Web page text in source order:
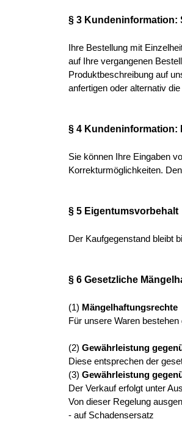
§ 3 Kundeninformation:
Ihre Bestellung mit
auf Ihre vergangenen
Produktbeschreibung auf
anfertigen oder alternativ
§ 4 Kundeninformation:
Sie können Ihre Eingaben
Korrekturmöglichkeiten.
§ 5 Eigentumsvorbehalt
Der Kaufgegenstand bleibt
§ 6 Gesetzliche
(1) Mängelhaftungsrechte
Für unsere Waren
(2) Gewährleistung
Diese entsprechen der
(3) Gewährleistung
Der Verkauf erfolgt unter
Von dieser Regelung
- auf Schadensersatz